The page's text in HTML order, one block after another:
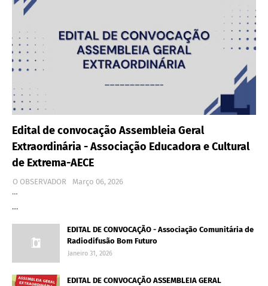
Edital de convocação Assembleia Geral
Extraordinária - Associação Educadora e Cultural
de Extrema-AECE
O OBSERVADOR
Março 06, 2026
…
…
EDITAL DE CONVOCAÇÃO - Associação Comunitária de
Radiodifusão Bom Futuro
Janeiro 31, 2026
EDITAL DE CONVOCAÇÃO ASSEMBLEIA GERAL